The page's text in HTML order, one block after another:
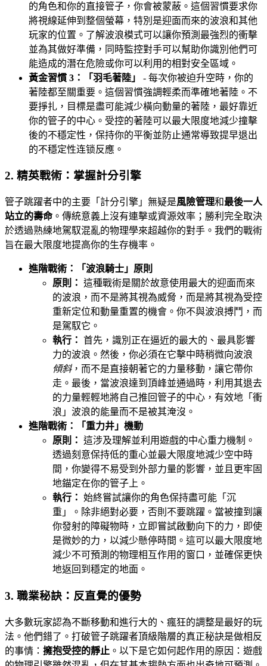
的角色和你的直接管子，你會被蒙蔽。這個習慣要求你
將視線延伸到整個螢幕，特別是迎面而來的波浪和其他
玩家的位置。了解波浪模式可以讓你預測最強烈的衝擊
並為其做好準備，同時監控對手可以幫助你識別他們可
能造成的潛在危險或你可以利用的相對安全區域。
黃金習慣 3：「羽毛著陸」
- 每次你被迫升空時，你的
著陸都至關重要。這個習慣強調輕柔而準確地著陸。不
要掙扎，目標是盡可能減少橫向動量的著陸，最好靠近
你的管子的中心。受控的著陸可以最大限度地減少撞擊
後的不穩定性，保持你的平衡並防止通常導致提早退出
的不穩定性连锁反應。
2. 精英戰術：掌握計分引擎
管子跳躍者中的主要「計分引擎」無疑是風險管理和最後一人
站立的壽命 。傳統意義上沒有連擊或資源效率；勝利完全取決
於透過熟練地駕馭混亂的物理學來超越你的對手。我們的戰術
旨在最大限度地提高你的生存機率。
進階戰術：「波浪騎士」原則
原則： 這種戰術是關於故意使用最大的迎面而來
的波浪，而不是將其視為威脅，而是將其視為受控
重新定位和動量重置的機會。你不與波浪搏鬥，而
是駕馭它。
執行： 首先，識別正在逼近的最大的、最具影響
力的波浪。然後，你必須在它擊中時稍微向波浪
傾斜，而不是直接朝著它的力量移動，讓它帶你
走。最後，當波浪達到頂峰並通過時，利用其退去
的力量輕輕地將自己推回管子的中心，有效地「衝
浪」波浪的能量而不是被其淹沒。
進階戰術：「重力井」機動
原則： 這涉及理解並利用遊戲的中心重力機制。
透過刻意保持低的重心並最大限度地減少空中時
間，你變得不易受到外部力量的影響，並且更牢固
地錨定在你的管子上。
執行： 始終嘗試讓你的角色保持盡可能「沉
重」。除非絕對必要，否則不要跳躍。當被撞到讓
你發射的障礙物時，立即嘗試啟動向下的力，即使
是微妙的力，以減少懸停時間。這可以最大限度地
減少不可預測的物理相互作用的窗口，並確保更快
地返回到穩定的地面。
3. 職業秘訣：反直覺的優勢
大多數玩家認為不斷移動和進行大的、瘋狂的調整是最好的玩
法。他們錯了。打破管子跳躍者頂級階層的真正秘訣是做相反
的事情： 擁抱受控的靜止 。以下是它如何起作用的原因：遊戲